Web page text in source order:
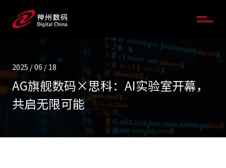
2025 / 06 / 18
AG旗舰数码×思科：AI实验室开幕，
共启无限可能